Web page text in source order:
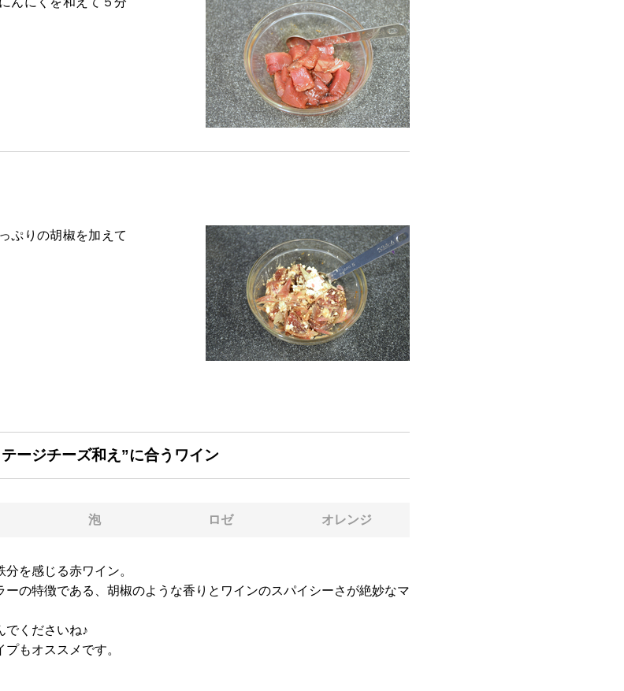
ぷりの胡椒を加えて
ージチーズ和え”に合うワイン
泡 ロゼ オレンジ
を感じる赤ワイン。
の特徴である、胡椒のような香りとワインのスパイシーさが絶妙なマ
でくださいね♪
もオススメです。